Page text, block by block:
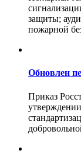
защиты;
пожарной
Обновлен
Приказ